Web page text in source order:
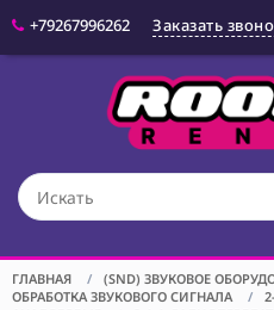
+79267996262 Заказать
(OPT) ОПТИКА
ОБОРУДОВАНИЕ
(LGT) СВЕТОВОЕ
ГЛАВНАЯ / (SND) ЗВУКОВОЕ
ОБРАБОТКА ЗВУКОВОГО СИГНАЛА
/